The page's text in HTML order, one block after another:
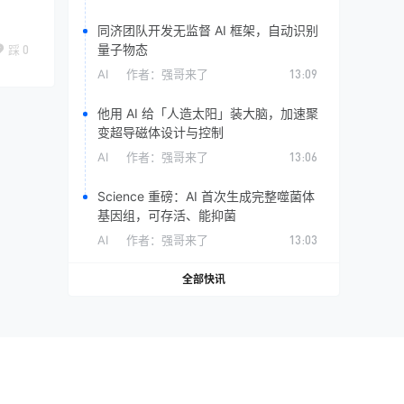
踩 0
同济团队开发无监督 AI 框架，自动识别
量子物态
AI 作者： 强哥来了 13:09
他用 AI 给「人造太阳」装大脑，加速聚
变超导磁体设计与控制
AI 作者： 强哥来了 13:06
Science 重磅：AI 首次生成完整噬菌体
基因组，可存活、能抑菌
AI 作者： 强哥来了 13:03
全部快讯